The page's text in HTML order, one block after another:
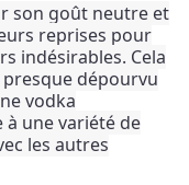
son goût neutre et
reprises pour
indésirables. Cela
dépourvu
vodka
à une variété de
les autres